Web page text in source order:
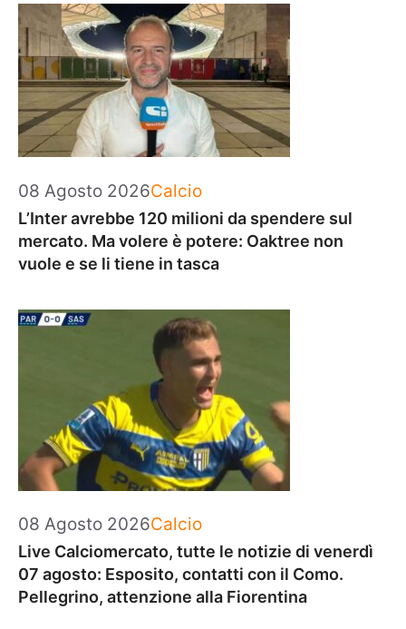
08 Agosto 2026Categorie
Calcio
L’Inter avrebbe 120 milioni da spendere sul
mercato. Ma volere è potere: Oaktree non
vuole e se li tiene in tasca
08 Agosto 2026Categorie
Calcio
Live Calciomercato, tutte le notizie di venerdì
07 agosto: Esposito, contatti con il Como.
Pellegrino, attenzione alla Fiorentina